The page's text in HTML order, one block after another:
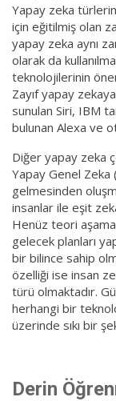
Yapay zeka
için eğitilmiş olan
yapay zeka aynı
olarak da
teknolojilerinin
Zayıf yapay
sunulan Siri, IBM
bulunan Alexa ve
Diğer yapay zeka
Yapay Genel Zeka
gelmesinden
insanlar ile eşit
Henüz teori
gelecek planları
bir bilince sahip
özelliği ise insan
türü olmaktadır.
herhangi bir
üzerinde sıkı bir
Derin